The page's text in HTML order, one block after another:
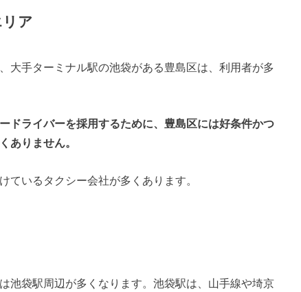
ア
大手ターミナル駅の池袋がある豊島区は、利用者が多
ドライバーを採用するために、豊島区には好条件かつ
ありません。
ているタクシー会社が多くあります。
池袋駅周辺が多くなります。池袋駅は、山手線や埼京